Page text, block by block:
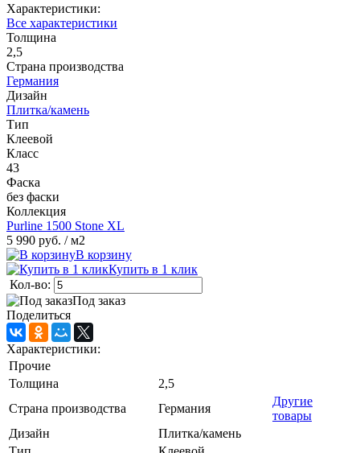
Характеристики:
Все характеристики
Толщина
2,5
Страна производства
Германия
Дизайн
Плитка/камень
Тип
Клеевой
Класс
43
Фаска
без фаски
Коллекция
Purline 1500 Stone XL
5 990 руб. / м2
В корзину
Купить в 1 клик
Кол-во:
Под заказ
Поделиться
Характеристики:
Прочие
Толщина
2,5
Страна производства
Германия
Другие
товары
Дизайн
Плитка/камень